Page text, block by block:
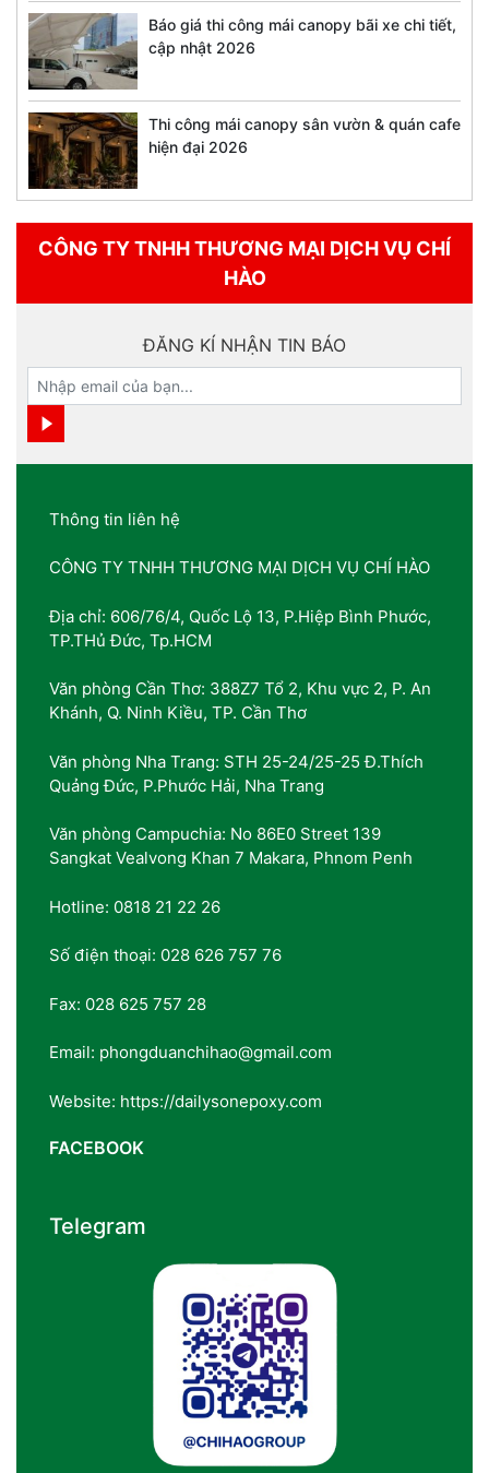
Báo giá thi công mái canopy bãi xe chi tiết,
cập nhật 2026
Thi công mái canopy sân vườn & quán cafe
hiện đại 2026
CÔNG TY TNHH THƯƠNG MẠI DỊCH VỤ CHÍ
HÀO
ĐĂNG KÍ NHẬN TIN BÁO
Thông tin liên hệ
CÔNG TY TNHH THƯƠNG MẠI DỊCH VỤ CHÍ HÀO
Địa chỉ: 606/76/4, Quốc Lộ 13, P.Hiệp Bình Phước,
TP.THủ Đức, Tp.HCM
Văn phòng Cần Thơ: 388Z7 Tổ 2, Khu vực 2, P. An
Khánh, Q. Ninh Kiều, TP. Cần Thơ
Văn phòng Nha Trang: STH 25-24/25-25 Đ.Thích
Quảng Đức, P.Phước Hải, Nha Trang
Văn phòng Campuchia: No 86E0 Street 139
Sangkat Vealvong Khan 7 Makara, Phnom Penh
Hotline: 0818 21 22 26
Số điện thoại: 028 626 757 76
Fax: 028 625 757 28
Email: phongduanchihao@gmail.com
Website: https://dailysonepoxy.com
FACEBOOK
Telegram